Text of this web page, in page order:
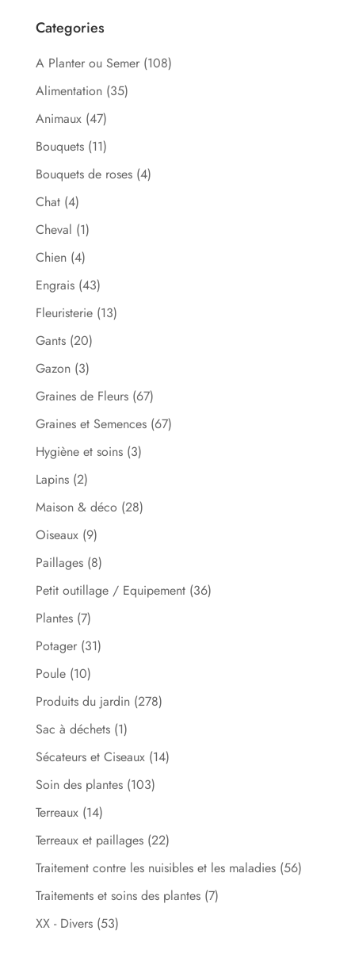
Categories
A Planter ou Semer (108)
Alimentation (35)
Animaux (47)
Bouquets (11)
Bouquets de roses (4)
Chat (4)
Cheval (1)
Chien (4)
Engrais (43)
Fleuristerie (13)
Gants (20)
Gazon (3)
Graines de Fleurs (67)
Graines et Semences (67)
Hygiène et soins (3)
Lapins (2)
Maison & déco (28)
Oiseaux (9)
Paillages (8)
Petit outillage / Equipement (36)
Plantes (7)
Potager (31)
Poule (10)
Produits du jardin (278)
Sac à déchets (1)
Sécateurs et Ciseaux (14)
Soin des plantes (103)
Terreaux (14)
Terreaux et paillages (22)
Traitement contre les nuisibles et les maladies (56)
Traitements et soins des plantes (7)
XX - Divers (53)